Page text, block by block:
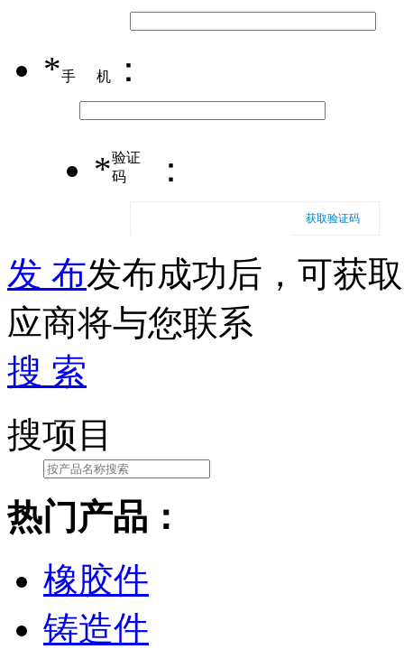
*手机 ：
*验证
码
：
获取验证码
发 布发布成功后，可获
应商将与您联系
搜 索
搜项目
热门产品：
橡胶件
铸造件